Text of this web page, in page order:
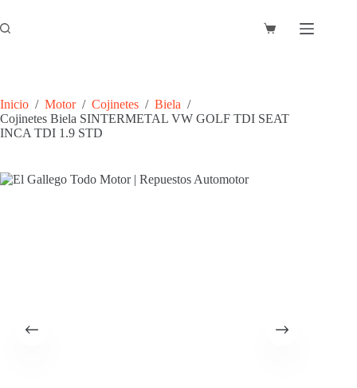
al
contenido
Carro
Inicio / Motor / Cojinetes / Biela /
Cojinetes Biela SINTERMETAL VW GOLF TDI SEAT
INCA TDI 1.9 STD